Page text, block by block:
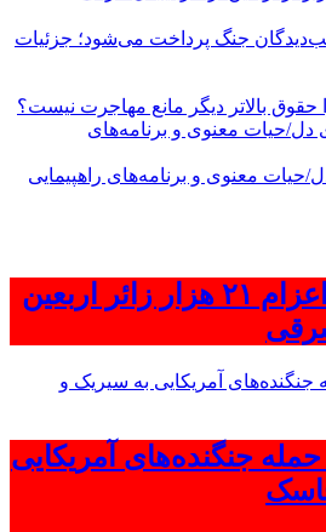
جنگ پرداخت می‌شود؛ جزئیات
بالاتر دیگر مانع مهاجرت نیست؟
معنوی و برنامه‌های راهپیمایی
اینفوگرافیک؛ اعزام ۲۱ هزار زائر اربعین
جنگنده‌های آمریکایی